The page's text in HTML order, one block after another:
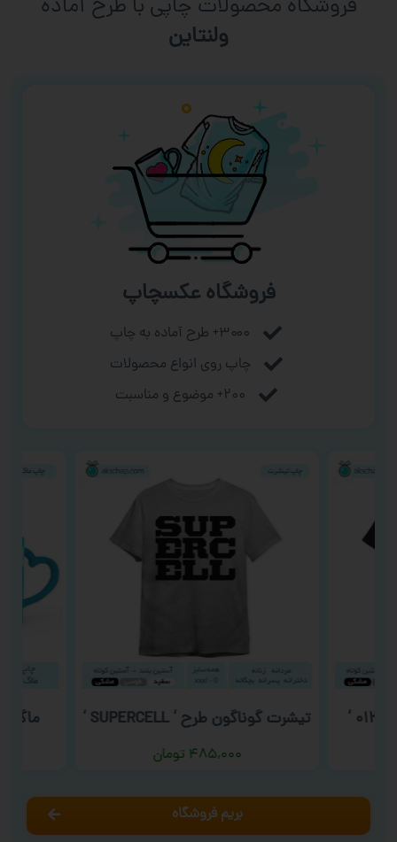
فروشگاه محصولات چاپی با طرح آماده
ورزشی
فروشگاه عکسچاپ
۳۰۰۰+ طرح آماده به چاپ
چاپ روی انواع محصولات
۲۰۰+ موضوع و مناسبت
تیشرت گوناگون طرح ‘ SUPERCELL ‘
۴۸۵,۰۰۰ تومان
ماگ
بریم فروشگاه